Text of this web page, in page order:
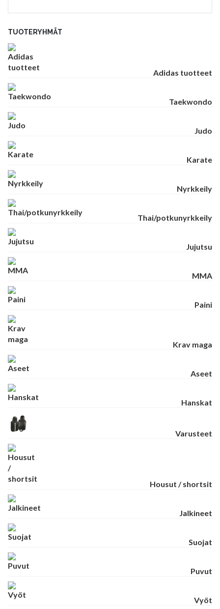
TUOTERYHMÄT
Adidas tuotteet
Taekwondo
Judo
Karate
Nyrkkeily
Thai/potkunyrkkeily
Jujutsu
MMA
Paini
Krav maga
Aseet
Hanskat
Varusteet
Housut / shortsit
Jalkineet
Suojat
Puvut
Vyöt